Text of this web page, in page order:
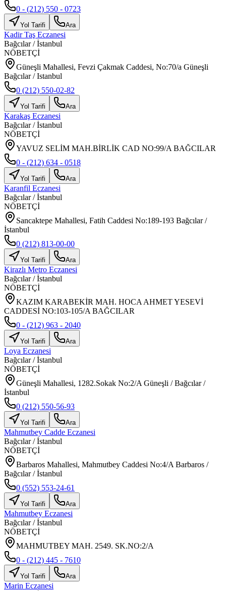
0 - (212) 550 - 0723
Yol Tarifi Ara
Kadir Taş Eczanesi
Bağcılar/İstanbul
NÖBETÇİ
Güneşli Mahallesi, Fevzi Çakmak Caddesi, No:70/a Güneşli
Bağcılar / Istanbul
0 (212) 550-02-82
Yol Tarifi Ara
Karakaş Eczanesi
Bağcılar/İstanbul
NÖBETÇİ
YAVUZ SELİM MAH.BİRLİK CAD NO:99/A BAĞCILAR
0 - (212) 634 - 0518
Yol Tarifi Ara
Karanfil Eczanesi
Bağcılar/İstanbul
NÖBETÇİ
Sancaktepe Mahallesi, Fatih Caddesi No:189-193 Bağcılar /
İstanbul
0 (212) 813-00-00
Yol Tarifi Ara
Kirazlı Metro Eczanesi
Bağcılar/İstanbul
NÖBETÇİ
KAZIM KARABEKİR MAH. HOCA AHMET YESEVİ
CADDESİ NO:103-105/A BAĞCILAR
0 - (212) 963 - 2040
Yol Tarifi Ara
Loya Eczanesi
Bağcılar/İstanbul
NÖBETÇİ
Güneşli Mahallesi, 1282.Sokak No:2/A Güneşli / Bağcılar /
İstanbul
0 (212) 550-56-93
Yol Tarifi Ara
Mahmutbey Cadde Eczanesi
Bağcılar/İstanbul
NÖBETÇİ
Barbaros Mahallesi, Mahmutbey Caddesi No:4/A Barbaros /
Bağcılar / İstanbul
0 (552) 553-24-61
Yol Tarifi Ara
Mahmutbey Eczanesi
Bağcılar/İstanbul
NÖBETÇİ
MAHMUTBEY MAH. 2549. SK.NO:2/A
0 - (212) 445 - 7610
Yol Tarifi Ara
Marin Eczanesi